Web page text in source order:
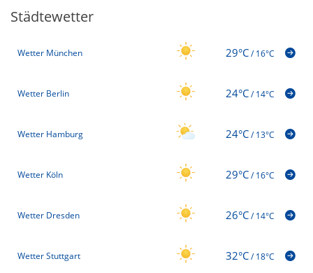
Städtewetter
Wetter München 29°C/16°C
Wetter Berlin 24°C/14°C
Wetter Hamburg 24°C/13°C
Wetter Köln 29°C/16°C
Wetter Dresden 26°C/14°C
Wetter Stuttgart 32°C/18°C